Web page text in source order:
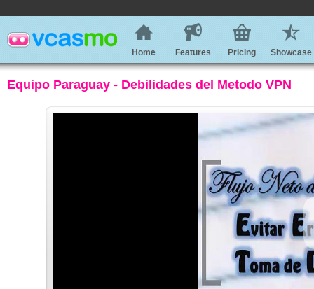
Home Features Pricing Showcase
Equipo Paraguay - Debilidades del Metodo VPN